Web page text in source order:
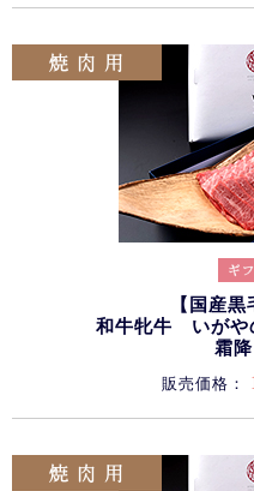
【国産黒
和牛牝牛 いがや
霜
販売価格：